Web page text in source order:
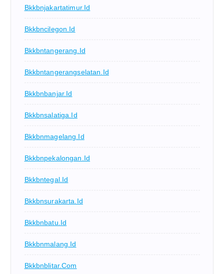
Bkkbnjakartatimur.id
Bkkbncilegon.id
Bkkbntangerang.id
Bkkbntangerangselatan.id
Bkkbnbanjar.id
Bkkbnsalatiga.id
Bkkbnmagelang.id
Bkkbnpekalongan.id
Bkkbntegal.id
Bkkbnsurakarta.id
Bkkbnbatu.id
Bkkbnmalang.id
Bkkbnblitar.com